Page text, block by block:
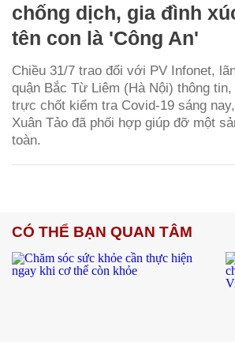
chống dịch, gia đình
tên con là 'Công An'
Chiều 31/7 trao đổi với PV Infonet,
quận Bắc Từ Liêm (Hà Nội) thông
trực chốt kiểm tra Covid-19 sáng
Xuân Tảo đã phối hợp giúp đỡ một
toàn.
CÓ THỂ BẠN QUAN TÂM